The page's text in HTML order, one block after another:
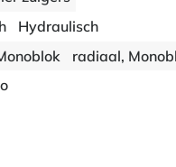
Hydraulisch
radiaal,